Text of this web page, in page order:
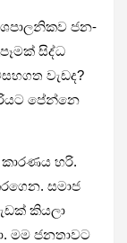
ජන­
සිද්ධ
වැඩද?
පේන්නෙ
හරි.
සමාජ
කියලා
මම ජන­තා­වට